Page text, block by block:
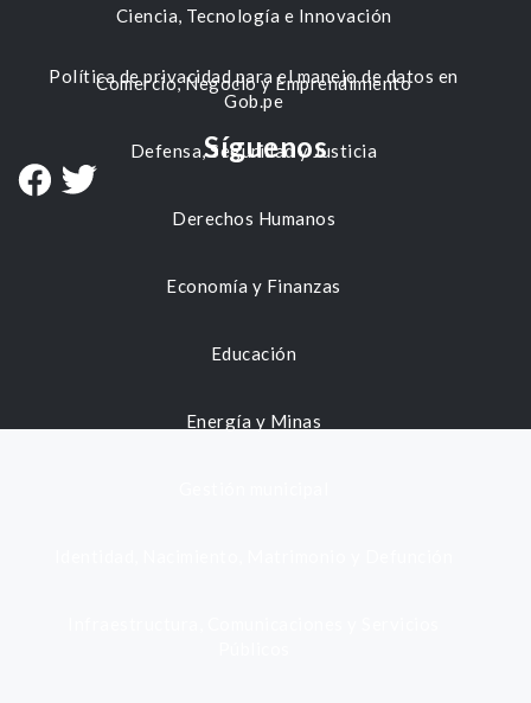
Ciencia, Tecnología e Innovación
Comercio, Negocio y Emprendimiento
Defensa, Seguridad y Justicia
Derechos Humanos
Economía y Finanzas
Educación
Energía y Minas
Política de privacidad para el manejo de datos en
Gob.pe
Síguenos